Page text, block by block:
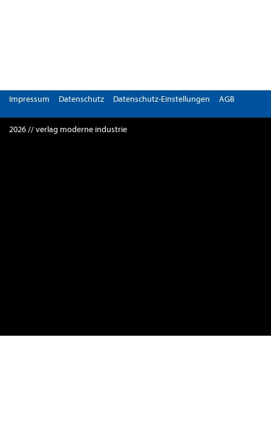
Impressum Datenschutz Datenschutz-Einstellungen AGB
2026 // verlag moderne industrie